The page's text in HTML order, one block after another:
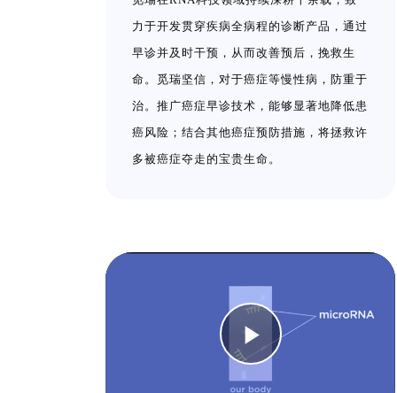
力于开发贯穿疾病全病程的诊断产品，通过
早诊并及时干预，从而改善预后，挽救生
命。觅瑞坚信，对于癌症等慢性病，防重于
治。推广癌症早诊技术，能够显著地降低患
癌风险；结合其他癌症预防措施，将拯救许
多被癌症夺走的宝贵生命。
Play